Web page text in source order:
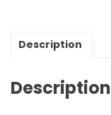
Description
Description